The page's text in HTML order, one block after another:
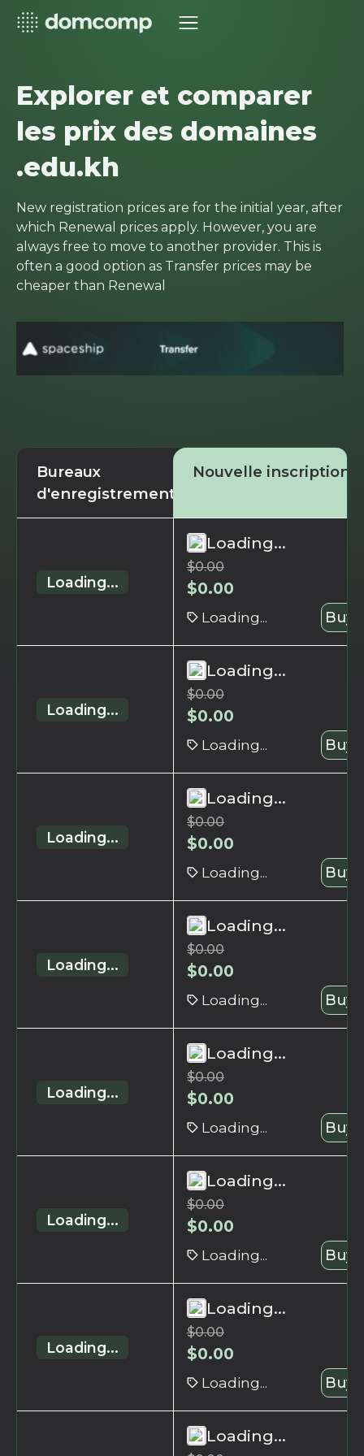
Explorer et comparer
les prix des domaines
.edu.kh
New registration prices are for the initial year, after
which Renewal prices apply. However, you are
always free to move to another provider. This is
often a good option as Transfer prices may be
cheaper than Renewal
Bureaux
d'enregistrement
Nouvelle inscription
Loading...
Loading...
$0.00
$0.00
Loading... Buy
Loading...
Loading...
$0.00
$0.00
Loading... Buy
Loading...
Loading...
$0.00
$0.00
Loading... Buy
Loading...
Loading...
$0.00
$0.00
Loading... Buy
Loading...
Loading...
$0.00
$0.00
Loading... Buy
Loading...
Loading...
$0.00
$0.00
Loading... Buy
Loading...
Loading...
$0.00
$0.00
Loading... Buy
Loading...